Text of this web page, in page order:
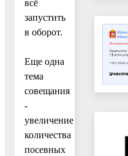
всё
запустить
в оборот.
Еще одна
тема
совещания
-
увеличение
количества
посевных